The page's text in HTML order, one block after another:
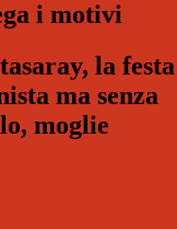
i motivi
la festa
ma senza
moglie